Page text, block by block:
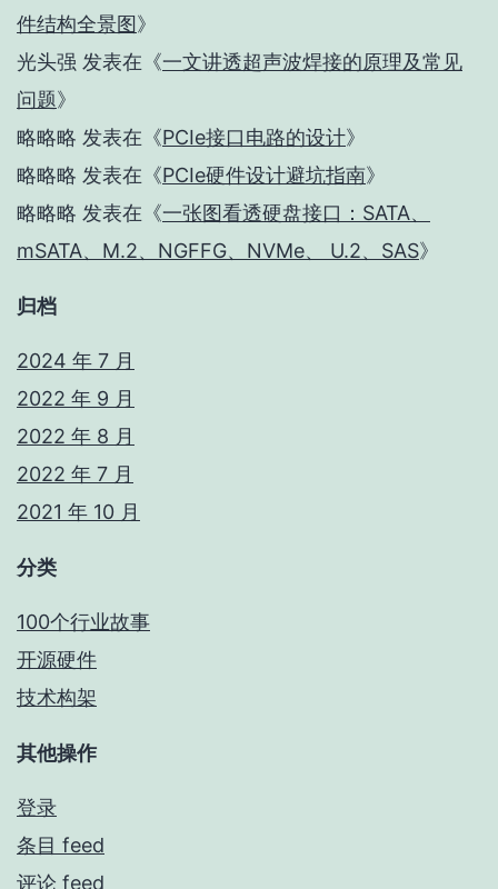
件结构全景图》
光头强 发表在《一文讲透超声波焊接的原理及常见
问题》
略略略 发表在《PCIe接口电路的设计》
略略略 发表在《PCIe硬件设计避坑指南》
略略略 发表在《一张图看透硬盘接口：SATA、
mSATA、M.2、NGFFG、NVMe、 U.2、SAS》
归档
2024 年 7 月
2022 年 9 月
2022 年 8 月
2022 年 7 月
2021 年 10 月
分类
100个行业故事
开源硬件
技术构架
其他操作
登录
条目 feed
评论 feed